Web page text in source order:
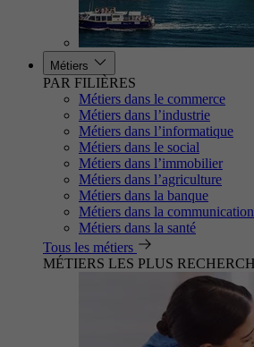
Métiers
PAR FILIÈRES
Métiers dans le commerce
Métiers dans l’industrie
Métiers dans l’informatique
Métiers dans le social
Métiers dans l’immobilier
Métiers dans l’agriculture
Métiers dans la banque
Métiers dans la communication
Métiers dans la santé
Tous les métiers
MÉTIERS LES PLUS